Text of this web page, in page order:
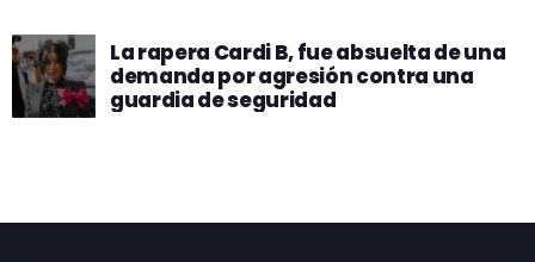
La rapera Cardi B, fue absuelta de una
demanda por agresión contra una
guardia de seguridad